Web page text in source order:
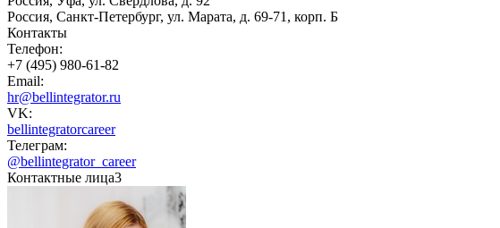
Россия, Санкт-Петербург, ул. Марата, д. 69-71, корп. Б
Контакты
Телефон:
+7 (495) 980-61-82
Email:
hr@bellintegrator.ru
VK:
bellintegratorcareer
Телеграм:
@bellintegrator_career
Контактные лица3